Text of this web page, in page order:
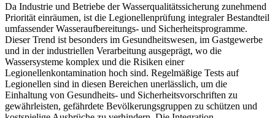
Da Industrie und Betriebe der Wasserqualitätssicherung zunehmend
Priorität einräumen, ist die Legionellenprüfung integraler Bestandteil
umfassender Wasseraufbereitungs- und Sicherheitsprogramme.
Dieser Trend ist besonders im Gesundheitswesen, im Gastgewerbe
und in der industriellen Verarbeitung ausgeprägt, wo die
Wassersysteme komplex und die Risiken einer
Legionellenkontamination hoch sind. Regelmäßige Tests auf
Legionellen sind in diesen Bereichen unerlässlich, um die
Einhaltung von Gesundheits- und Sicherheitsvorschriften zu
gewährleisten, gefährdete Bevölkerungsgruppen zu schützen und